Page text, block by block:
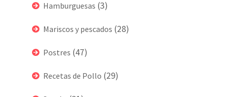
Hamburguesas (3)
Mariscos y pescados (28)
Postres (47)
Recetas de Pollo (29)